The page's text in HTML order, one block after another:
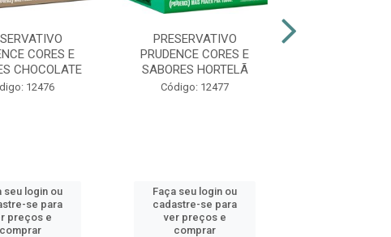
CORES E
CHOCOLATE
12476
seu login ou
se para
preços e
comprar
PRESERVATIVO
PRUDENCE CORES E
SABORES HORTELÃ
Código: 12477
Faça seu login ou
cadastre-se para
ver preços e
comprar